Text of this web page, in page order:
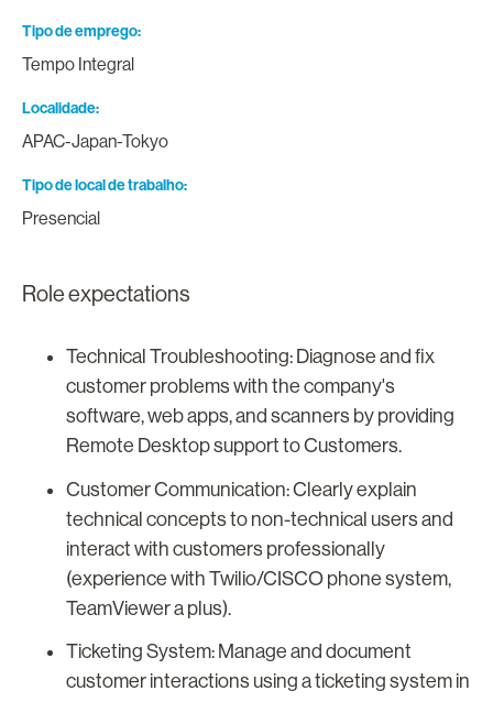
Tipo de emprego
Tempo Integral
Localidade
APAC-Japan-Tokyo
Tipo de local de trabalho
Presencial
Role expectations
Technical Troubleshooting: Diagnose and fix
customer problems with the company's
software, web apps, and scanners by providing
Remote Desktop support to Customers.
Customer Communication: Clearly explain
technical concepts to non-technical users and
interact with customers professionally
(experience with Twilio/CISCO phone system,
TeamViewer a plus).
Ticketing System: Manage and document
customer interactions using a ticketing system in